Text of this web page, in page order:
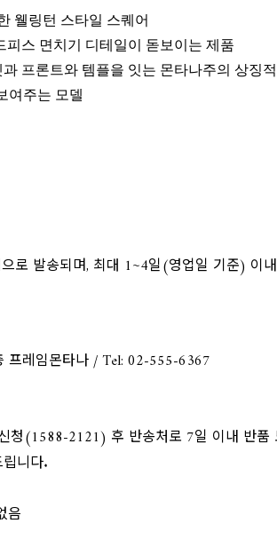
웰링턴 스타일 스퀘어
스 면치기 디테일이 돋보이는 제품
프론트와 템플을 잇는 몬타나주의 상징
여주는 모델
로 발송되며, 최대 1~4일(영업일 기준)
프레임몬타나 / Tel: 02-555-6367
청(1588-2121) 후 반송처로 7일 이내 반품
니다.
음